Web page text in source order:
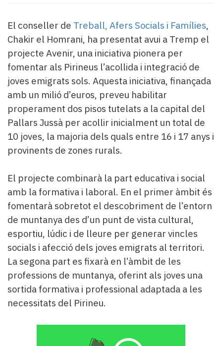
patrocinat
Lo
més
llegit...
Editorial
El conseller de Treball, Afers Socials i Famílies,
Chakir el Homrani, ha presentat avui a Tremp el
projecte Avenir, una iniciativa pionera per
fomentar als Pirineus l’acollida i integració de
joves emigrats sols. Aquesta iniciativa, finançada
amb un milió d’euros, preveu habilitar
properament dos pisos tutelats a la capital del
Pallars Jussà per acollir inicialment un total de
10 joves, la majoria dels quals entre 16 i 17 anys i
provinents de zones rurals.
El projecte combinarà la part educativa i social
amb la formativa i laboral. En el primer àmbit és
fomentarà sobretot el descobriment de l’entorn
de muntanya des d’un punt de vista cultural,
esportiu, lúdic i de lleure per generar vincles
socials i afecció dels joves emigrats al territori.
La segona part es fixarà en l’àmbit de les
professions de muntanya, oferint als joves una
sortida formativa i professional adaptada a les
necessitats del Pirineu.